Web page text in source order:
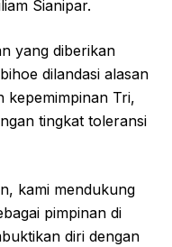
Sianipar.
yang diberikan
dilandasi alasan
kepemimpinan Tri,
tingkat toleransi
kami mendukung
pimpinan di
diri dengan